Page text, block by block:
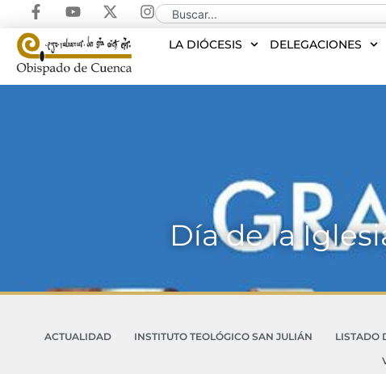
LA DIÓCESIS DELEGACIONES
Día de la
ACTUALIDAD INSTITUTO TEOLÓGICO SAN JULIÁN LISTADO